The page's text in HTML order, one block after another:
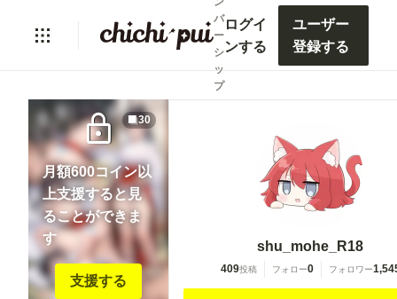
バ
ー
シ
ッ
プ
ログイ
ンする
ユーザー
登録する
lock
月額600コイン以
上支援すると見
ることができま
す
支援する
30
shu_mohe_R18
409投稿 フォロー0 フォロワー